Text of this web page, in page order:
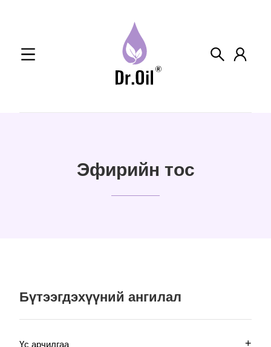
Эфирийн тос
Бүтээгдэхүүний ангилал
Үс арчилгаа +